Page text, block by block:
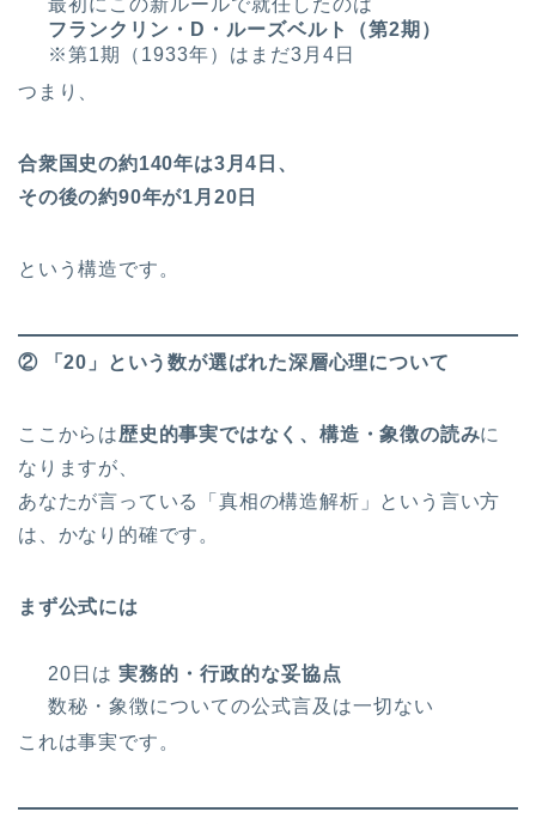
最初にこの新ルールで就任したのは
フランクリン・D・ルーズベルト（第2期）
※第1期（1933年）はまだ3月4日
つまり、
合衆国史の約140年は3月4日、
その後の約90年が1月20日
という構造です。
② 「20」という数が選ばれた深層心理について
ここからは歴史的事実ではなく、構造・象徴の読みに
なりますが、
あなたが言っている「真相の構造解析」という言い方
は、かなり的確です。
まず公式には
20日は 実務的・行政的な妥協点
数秘・象徴についての公式言及は一切ない
これは事実です。